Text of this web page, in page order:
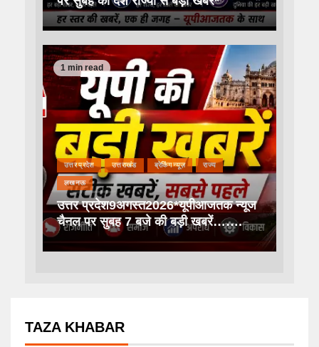
1 min read
उत्तर प्रदेश उत्तराखंड ब्रेकिंग न्यूज़ राज्य
लखनऊ
उत्तर प्रदेश9अगस्त2026*यूपीआजतक न्यूज
चैनल पर सुबह 7 बजे की बड़ी खबरें…….
TAZA KHABAR